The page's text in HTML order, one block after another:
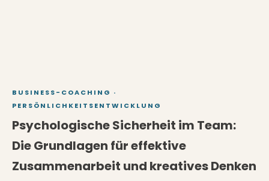
BUSINESS-COACHING ·
PERSÖNLICHKEITSENTWICKLUNG
Psychologische Sicherheit im Team:
Die Grundlagen für effektive
Zusammenarbeit und kreatives Denken